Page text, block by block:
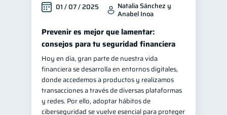
01 / 07 / 2025 Natalia Sánchez y
Anabel Inoa
Prevenir es mejor que lamentar:
consejos para tu seguridad financiera
Hoy en día, gran parte de nuestra vida
financiera se desarrolla en entornos digitales,
donde accedemos a productos y realizamos
transacciones a través de diversas plataformas
y redes. Por ello, adoptar hábitos de
ciberseguridad se vuelve esencial para proteger